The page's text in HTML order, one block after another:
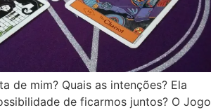
de mim? Quais as intenções? Ela
de ficarmos juntos? O Jogo